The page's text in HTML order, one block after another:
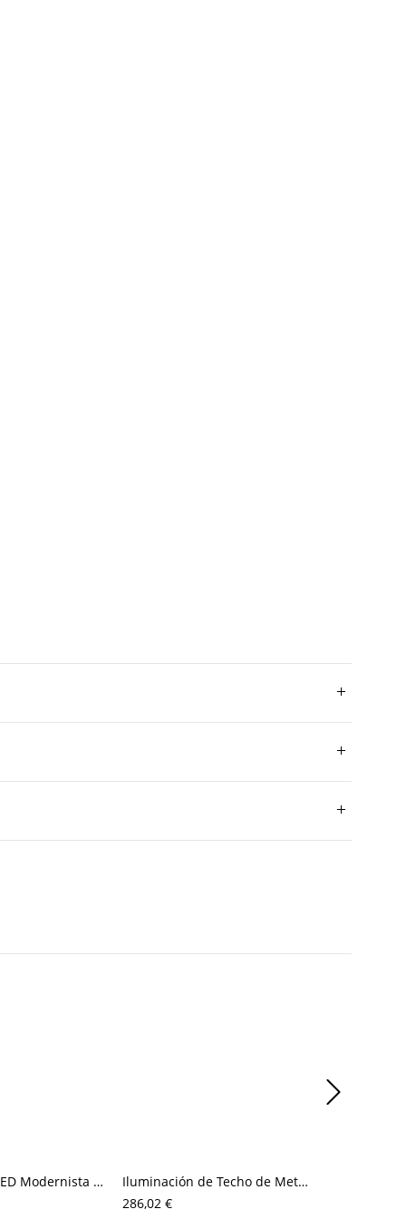
Luz de Pared LED Modernista Aplique de Pared de Metal con Sombra de Globo para Sala
Iluminación de Techo de Metal 4 Bombillas Semi Plafón Radial Industrial para Salón
286,02 €